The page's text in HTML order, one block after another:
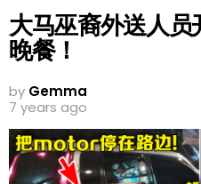
大马巫裔外送人
晚餐！
by Gemma
7 years ago